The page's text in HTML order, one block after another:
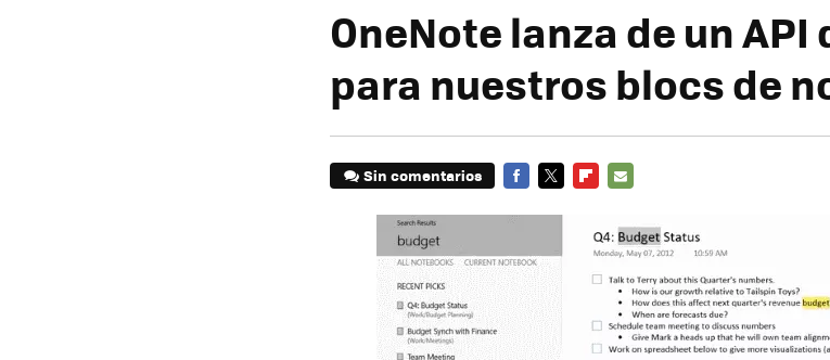
OneNote lanza de un
para nuestros blocs de
Sin comentarios
MAIL